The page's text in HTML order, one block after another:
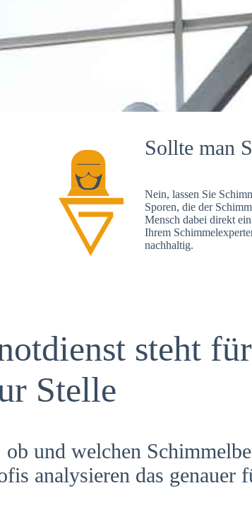
Sollte man
Nein, lassen Sie
Sporen, die der
Mensch dabei direkt
Ihrem
nachhaltig.
steht
Stelle
und welchen
analysieren das genauer